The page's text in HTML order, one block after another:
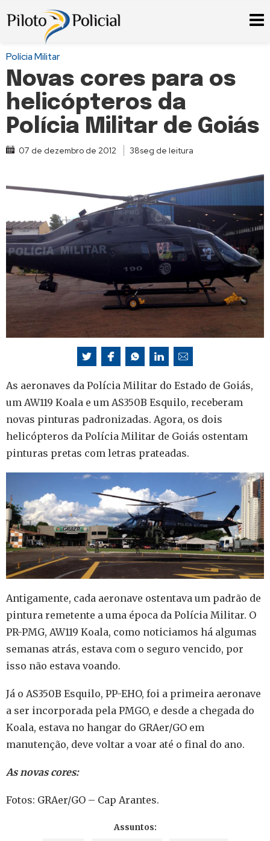
Polícia Militar
Novas cores para os
helicópteros da
Polícia Militar de Goiás
07 de dezembro de 2012 38seg de leitura
As aeronaves da Polícia Militar do Estado de Goiás,
um AW119 Koala e um AS350B Esquilo, receberam
novas pinturas padronizadas. Agora, os dois
helicópteros da Polícia Militar de Goiás ostentam
pinturas pretas com letras prateadas.
Antigamente, cada aeronave ostentava um padrão de
pintura remetente a uma época da Polícia Militar. O
PR-PMG, AW119 Koala, como noticiamos há algumas
semanas atrás, estava com o seguro vencido, por
isso não estava voando.
Já o AS350B Esquilo, PP-EHO, foi a primeira aeronave
a ser incorporada pela PMGO, e desde a chegada do
Koala, estava no hangar do GRAer/GO em
manutenção, deve voltar a voar até o final do ano.
As novas cores:
Fotos: GRAer/GO – Cap Arantes.
Assuntos: